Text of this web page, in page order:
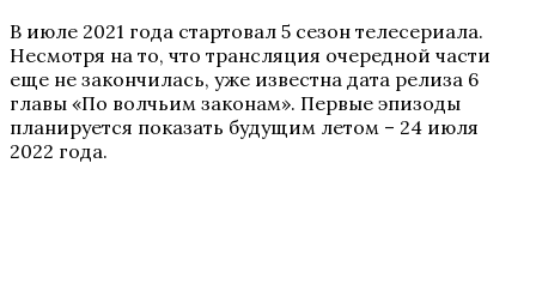
В июле 2021 года стартовал 5 сезон телесериала.
Несмотря на то, что трансляция очередной части
еще не закончилась, уже известна дата релиза 6
главы «По волчьим законам». Первые эпизоды
планируется показать будущим летом – 24 июля
2022 года.